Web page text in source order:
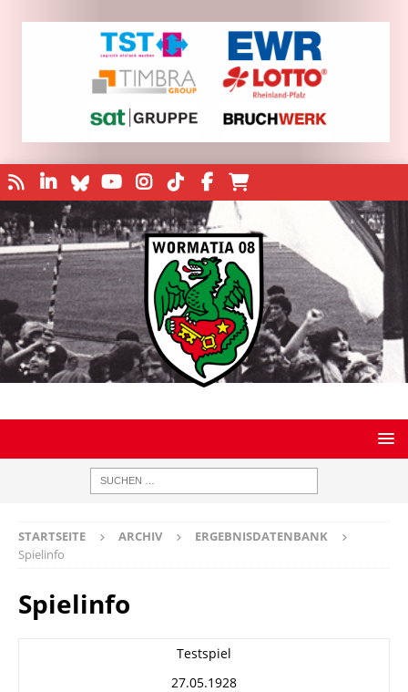
STARTSEITE ARCHIV
ERGEBNISDATENBANK
Spielinfo
Spielinfo
Testspiel
27.05.1928